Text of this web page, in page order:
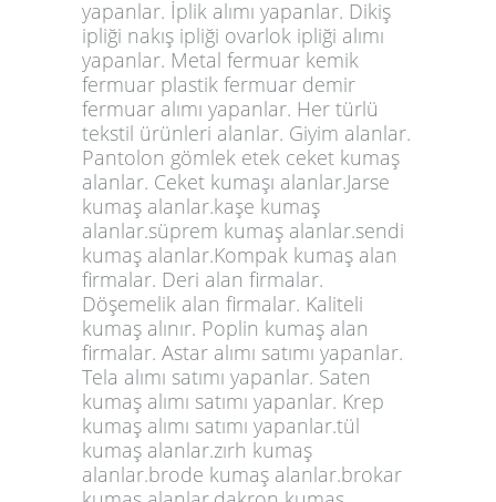
yapanlar. İplik alımı yapanlar. Dikiş
ipliği nakış ipliği ovarlok ipliği alımı
yapanlar. Metal fermuar kemik
fermuar plastik fermuar demir
fermuar alımı yapanlar. Her türlü
tekstil ürünleri alanlar. Giyim alanlar.
Pantolon gömlek etek ceket kumaş
alanlar. Ceket kumaşı alanlar.Jarse
kumaş alanlar.kaşe kumaş
alanlar.süprem kumaş alanlar.sendi
kumaş alanlar.Kompak kumaş alan
firmalar. Deri alan firmalar.
Döşemelik alan firmalar. Kaliteli
kumaş alınır. Poplin kumaş alan
firmalar. Astar alımı satımı yapanlar.
Tela alımı satımı yapanlar. Saten
kumaş alımı satımı yapanlar. Krep
kumaş alımı satımı yapanlar.tül
kumaş alanlar.zırh kumaş
alanlar.brode kumaş alanlar.brokar